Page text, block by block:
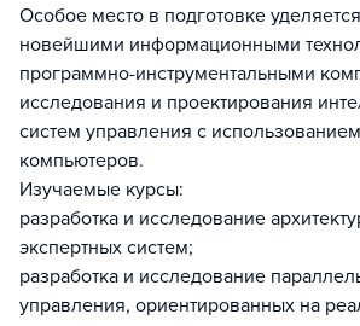
Особое место в подготовке
новейшими информационными
программно-инструментальными
исследования и проектирования
систем управления с
компьютеров.
Изучаемые курсы:
разработка и исследование
экспертных систем;
разработка и исследование
управления, ориентированных на